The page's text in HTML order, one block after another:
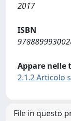
2017
ISBN
Appare nelle
2.1.2 Articolo
File in questo